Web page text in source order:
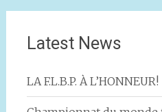
Latest News
LA F.L.B.P. À L’HONNEUR!